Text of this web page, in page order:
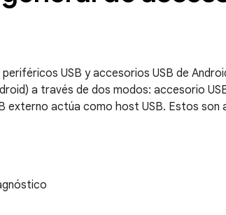
USB y accesorios USB de
a través de dos modos: accesorio
externo actúa como host USB. Estos son